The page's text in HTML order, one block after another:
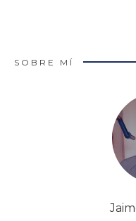
SOBRE MÍ